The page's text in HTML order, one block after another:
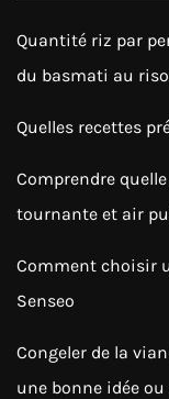
Quantité riz par
du basmati au
Quelles recettes
Comprendre
tournante et air
Comment choisir
Senseo
Congeler de la
une bonne idée